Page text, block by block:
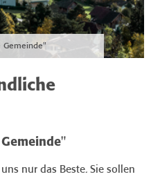
Gemeinde"
nur das Beste. Sie sollen